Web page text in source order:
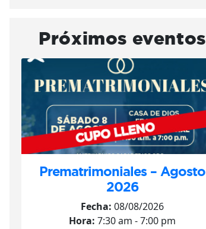
Próximos eventos
Prematrimoniales – Agosto
2026
Fecha: 08/08/2026
Hora: 7:30 am - 7:00 pm